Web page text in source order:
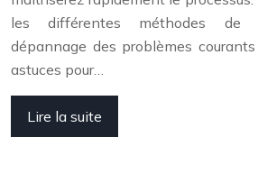
les différentes méthodes de
dépannage des problèmes
astuces pour…
Lire la suite